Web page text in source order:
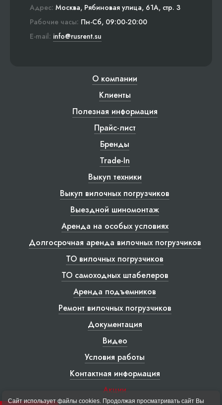
Адрес: Москва, Рябиновая улица, 61А, стр. 3
Рабочие часы: Пн-Сб, 09:00-20:00
E-mail: info@rusrent.su
О компании
Клиенты
Полезная информация
Прайс-лист
Бренды
Trade-In
Выкуп техники
Выкуп вилочных погрузчиков
Выездной шиномонтаж
Аренда на особых условиях
Долгосрочная аренда вилочных погрузчиков
ТО вилочных погрузчиков
ТО самоходных штабелеров
Аренда подъемников
Ремонт вилочных погрузчиков
Документация
Видео
Условия работы
Контактная информация
Акции
Сайт использует файлы cookies. Продолжая просматривать сайт Вы